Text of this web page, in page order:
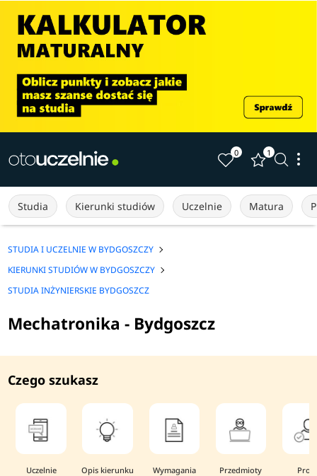
0 1
Studia Kierunki studiów Uczelnie Matura
STUDIA I UCZELNIE W BYDGOSZCZY
KIERUNKI STUDIÓW W BYDGOSZCZY
STUDIA INŻYNIERSKIE BYDGOSZCZ
Mechatronika - Bydgoszcz
Czego szukasz
Uczelnie Opis kierunku Wymagania
Przedmioty